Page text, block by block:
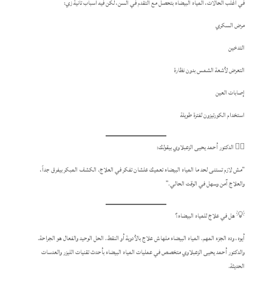
في أغلب الحالات، المياه البيضاء بتحصل مع التقدم في السن، لكن فيه أسباب تانية زي:
مرض السكري
التدخين
التعرض لأشعة الشمس بدون نظارة
إصابات العين
استخدام الكورتيزون لفترة طويلة
👨‍⚕️ الدكتور أحمد يحيى الزعبلاوي بيقولك:
“مش لازم تستنى لحد ما المياه البيضاء تعميك علشان تفكر في العلاج. الكشف المبكر بيفرق جداً،
والعلاج آمن وسهل في الوقت الحالي.”
💡 هل في علاج للمياه البيضاء؟
أيوه، وده الجزء المهم. المياه البيضاء ملهاش علاج بالأدوية أو النقط. الحل الوحيد والفعال هو الجراحة.
والدكتور أحمد يحيى الزعبلاوي متخصص في عمليات المياه البيضاء بأحدث تقنيات الليزر والعدسات
الحديثة.